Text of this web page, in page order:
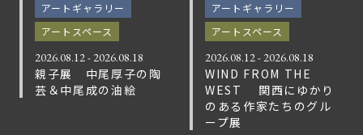
アートギャラリー
アートスペース
2026.08.12 - 2026.08.18
親子展 中尾厚子の陶
芸＆中尾成の油絵
アートギャラリー
アートスペース
2026.08.12 - 2026.08.18
WIND FROM THE
WEST 関西にゆかり
のある作家たちのグル
ープ展